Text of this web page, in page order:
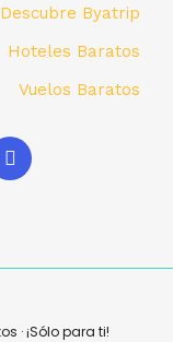
Descubre Byatrip
Hoteles Baratos
Vuelos Baratos
· ¡Sólo para ti!